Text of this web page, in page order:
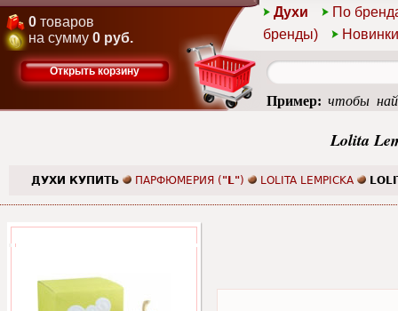
Lolita
ДУХИ КУПИТЬ ПАРФЮМЕРИЯ ( "L") LOLITA LEMPICKA
Духи
По
бренды)
Новинки
0 товаров
на сумму 0 руб.
Открыть корзину
Пример: чтобы